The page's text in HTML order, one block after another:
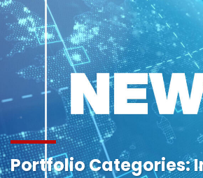
Portfolio Categories: